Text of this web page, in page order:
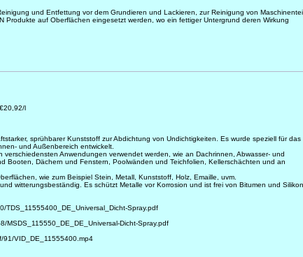
und Entfettung vor dem Grundieren und Lackieren, zur Reinigung von
Produkte auf Oberflächen eingesetzt werden, wo ein fettiger Untergrund deren Wirkung
l
sprühbarer Kunststoff zur Abdichtung von Undichtigkeiten. Es wurde speziell für das
und Außenbereich entwickelt.
Anwendungen verwendet werden, wie an Dachrinnen, Abwasser- und
Booten, Dächern und Fenstern, Poolwänden und Teichfolien, Kellerschächten und an
wie zum Beispiel Stein, Metall, Kunststoff, Holz, Emaille, uvm.
witterungsbeständig. Es schützt Metalle vor Korrosion und ist frei von Bitumen und Silikon.
TDS_11555400_DE_Universal_Dicht-Spray.pdf
MSDS_115550_DE_DE_Universal-Dicht-Spray.pdf
91/VID_DE_11555400.mp4